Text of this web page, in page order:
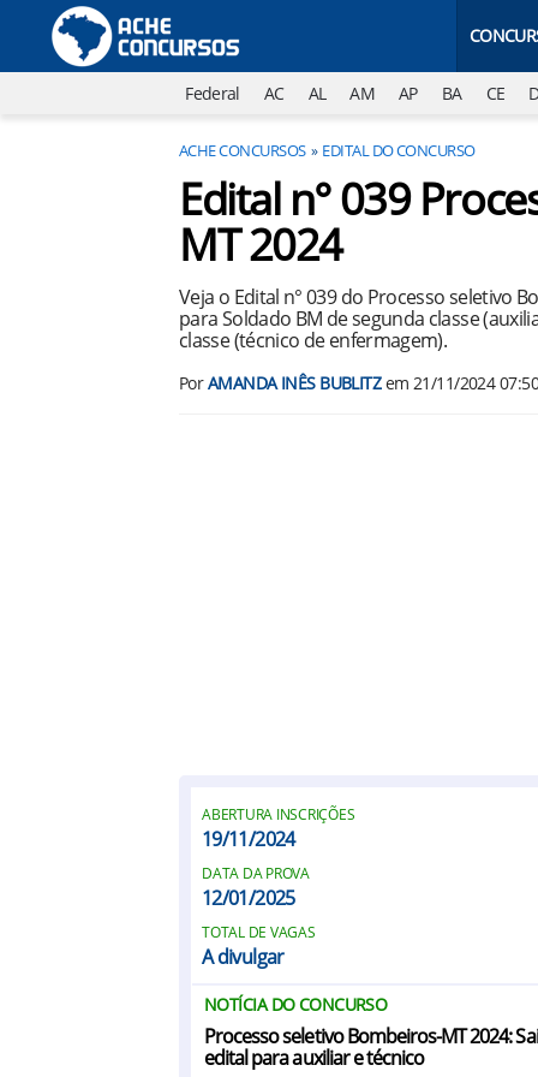
Federal AC AL AM AP BA CE
ACHE CONCURSOS EDITAL DO CONCURSO
Edital n° 039
MT 2024
Veja o Edital n° 039 do Processo seletivo
para Soldado BM de segunda classe
classe (técnico de enfermagem).
PorAMANDA INÊS BUBLITZem 21/11/2024 07:50
ABERTURA INSCRIÇÕES
19/11/2024
DATA DA PROVA
12/01/2025
TOTAL DE VAGAS
A divulgar
NOTÍCIA DO CONCURSO
Processo seletivo Bombeiros-MT 2024: Sai
edital para auxiliar e técnico